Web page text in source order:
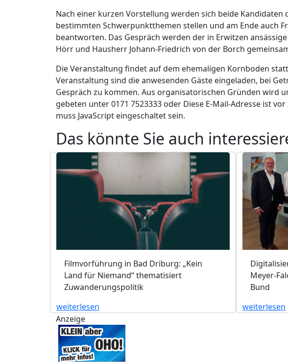
Nach einer kurzen Vorstellung werden sich beide
bestimmten Schwerpunktthemen stellen und am Ende auch
beantworten. Das Gespräch werden der in Erwitzen
Hörr und Hausherr Johann-Friedrich von der Borch
Die Veranstaltung findet auf dem ehemaligen Kornboden
Veranstaltung sind die anwesenden Gäste eingeladen, bei
Gespräch zu kommen. Aus organisatorischen Gründen wird
gebeten unter 0171 7523333 oder Diese E-Mail-Adresse ist
muss JavaScript eingeschaltet sein.
Das könnte Sie auch
Filmvorführung in Bad Driburg: „Kein
Land für Niemand“ thematisiert
Zuwanderungspolitik
weiterlesen
Meyer-
Bund
weiterlesen
Anzeige